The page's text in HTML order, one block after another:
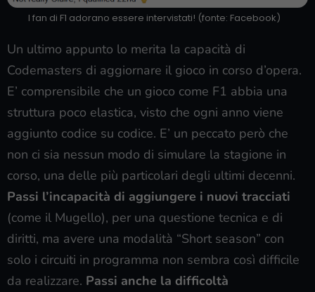
I fan di F1 adorano essere intervistati! (fonte: Facebook)
Un ultimo appunto lo merita la capacità di
Codemasters di aggiornare il gioco in corso d’opera.
E’ comprensibile che un gioco come F1 abbia una
struttura poco elastica, visto che ogni anno viene
aggiunto codice su codice. E’ un peccato però che
non ci sia nessun modo di simulare la stagione in
corso, una delle più particolari degli ultimi decenni.
Passi l’incapacità di aggiungere i nuovi tracciati
(come il Mugello), per una questione tecnica e di
diritti, ma avere una modalità “Short season” con
solo i circuiti in programma non sembra così difficile
da realizzare. Passi anche la difficoltà